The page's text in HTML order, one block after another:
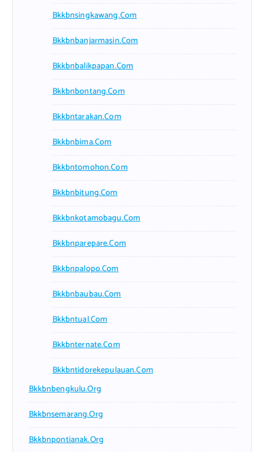
Bkkbnsingkawang.com
Bkkbnbanjarmasin.com
Bkkbnbalikpapan.com
Bkkbnbontang.com
Bkkbntarakan.com
Bkkbnbima.com
Bkkbntomohon.com
Bkkbnbitung.com
Bkkbnkotamobagu.com
Bkkbnparepare.com
Bkkbnpalopo.com
Bkkbnbaubau.com
Bkkbntual.com
Bkkbnternate.com
Bkkbntidorekepulauan.com
Bkkbnbengkulu.org
Bkkbnsemarang.org
Bkkbnpontianak.org